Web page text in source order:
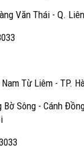
Văn Thái - Q.
Từ Liêm - TP.
Sông - Cánh